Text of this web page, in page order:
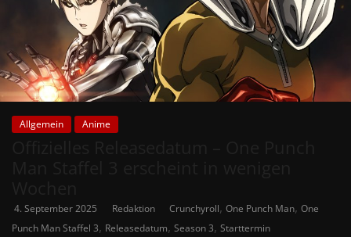
Allgemein Anime
4. September 2025 Redaktion Crunchyroll, One Punch Man, One
Punch Man Staffel 3, Releasedatum, Season 3, Starttermin